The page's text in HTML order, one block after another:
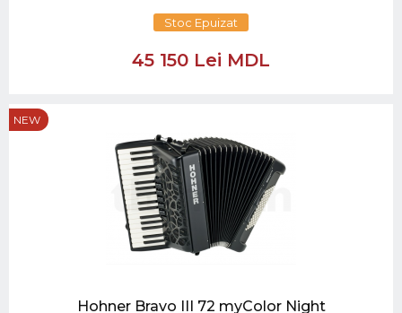
Stoc Epuizat
45 150 Lei MDL
Hohner Bravo III 72 myColor Night
NEW